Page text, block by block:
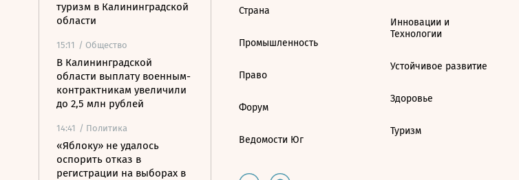
туризм в Калининградской
области
15:11 / Общество
В Калининградской
области выплату военным-
контрактникам увеличили
до 2,5 млн рублей
14:41 / Политика
«Яблоку» не удалось
оспорить отказ в
регистрации на выборах в
Страна
Промышленность
Право
Форум
Ведомости Юг
Инновации и
Технологии
Устойчивое развитие
Здоровье
Туризм